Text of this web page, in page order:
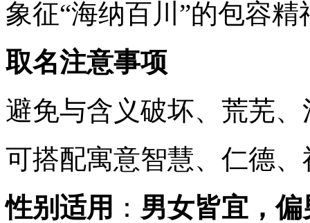
象征“海纳百川”的包容精
取名注意事项
避免与含义破坏、荒芜
可搭配寓意智慧、仁德
性别适用 ： 男女皆宜，偏